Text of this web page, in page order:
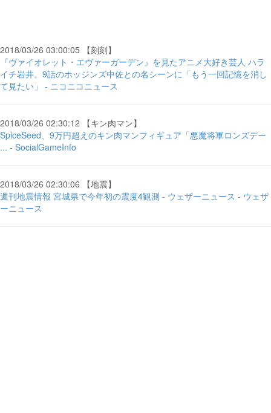
2018/03/26 03:00:05 【刻刻】
『ヴァイオレット・エヴァーガーデン』を見たアニメ大好き芸人 ハラ
イチ岩井。9話のホッジンズ中佐との名シーンに「もう一回記憶を消し
て見たい」 - ニコニコニュース
2018/03/26 02:30:12 【キン肉マン】
SpiceSeed、9万円超えのキン肉マンフィギュア「悪魔将軍ロンズデー
... - SocialGameInfo
2018/03/26 02:30:06 【地震】
週刊地震情報 宮城県で今年初の震度4観測 - ウェザーニュース - ウェザ
ーニュース